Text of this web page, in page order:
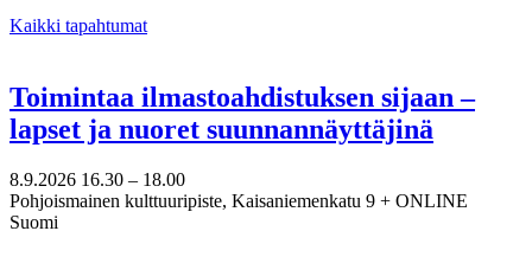
Kaikki tapahtumat
Toimintaa ilmastoahdistuksen sijaan –
lapset ja nuoret suunnannäyttäjinä
8.9.2026 16.30 – 18.00
Pohjoismainen kulttuuripiste, Kaisaniemenkatu 9 + ONLINE
Suomi